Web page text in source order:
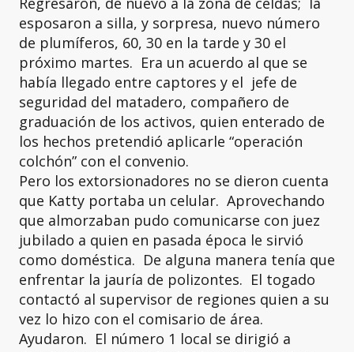
esposaron a silla, y sorpresa, nuevo número
de plumíferos, 60, 30 en la tarde y 30 el
próximo martes. Era un acuerdo al que se
había llegado entre captores y el jefe de
seguridad del matadero, compañero de
graduación de los activos, quien enterado de
los hechos pretendió aplicarle “operación
colchón” con el convenio.
Pero los extorsionadores no se dieron cuenta
que Katty portaba un celular. Aprovechando
que almorzaban pudo comunicarse con juez
jubilado a quien en pasada época le sirvió
como doméstica. De alguna manera tenía que
enfrentar la jauría de polizontes. El togado
contactó al supervisor de regiones quien a su
vez lo hizo con el comisario de área.
Ayudaron. El número 1 local se dirigió a